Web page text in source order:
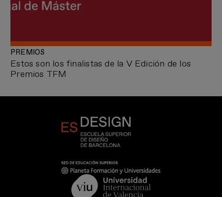
Estos son los finalistas de la V Edición de los
Premios TFM
PREMIOS